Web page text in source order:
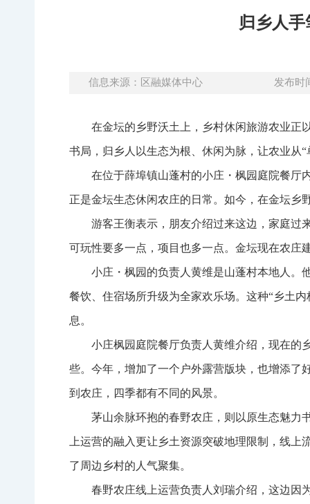
归乡人
信息来源：区融媒体中心 发布时
在金坛的乡野沃土上，乡村休闲旅游农业正
书局，归乡人以生态为根、休闲为脉，让农业从
在位于薛埠镇山蓬村的小庄・枫园庭院餐厅
正是金坛生态休闲农庄的日常。如今，在金坛乡
游客王衡表示，朋友介绍过来这边，家庭过
可玩性要多一点，项目也多一点。金坛现在农庄
小庄・枫园的负责人黄维是山蓬村本地人。
餐饮、住宿场所升级为全家欢乐场。这种“乡土
息。
小庄枫园庭院餐厅负责人黄维介绍，现在的
些。今年，增加了一个户外露营版块，也增添了
到农庄，四季都有不同的风景。
茅山余脉环抱的春野农庄，则以原生态魅力
上运营的融入更让乡土资源突破地理限制，线
了周边乡村的人气聚集。
春野农庄线上运营负责人刘瑞介绍，这边因